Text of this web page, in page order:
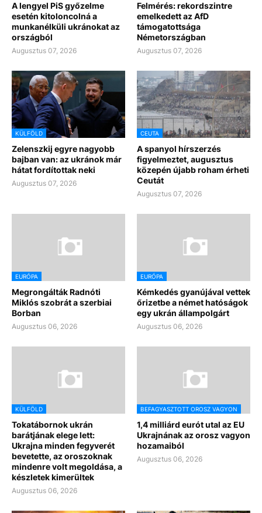
A lengyel PiS győzelme
esetén kitoloncolná a
munkanélküli ukránokat az
országból
Augusztus 07, 2026
Felmérés: rekordszintre
emelkedett az AfD
támogatottsága
Németországban
Augusztus 07, 2026
KÜLFÖLD
Zelenszkij egyre nagyobb
bajban van: az ukránok már
hátat fordítottak neki
Augusztus 07, 2026
CEUTA
A spanyol hírszerzés
figyelmeztet, augusztus
közepén újabb roham érheti
Ceutát
Augusztus 07, 2026
EURÓPA
Megrongálták Radnóti
Miklós szobrát a szerbiai
Borban
Augusztus 06, 2026
EURÓPA
Kémkedés gyanújával vettek
őrizetbe a német hatóságok
egy ukrán állampolgárt
Augusztus 06, 2026
KÜLFÖLD
Tokatábornok ukrán
barátjának elege lett:
Ukrajna minden fegyverét
bevetette, az oroszoknak
mindenre volt megoldása, a
készletek kimerültek
Augusztus 06, 2026
BEFAGYASZTOTT OROSZ VAGYON
1,4 milliárd eurót utal az EU
Ukrajnának az orosz vagyon
hozamaiból
Augusztus 06, 2026